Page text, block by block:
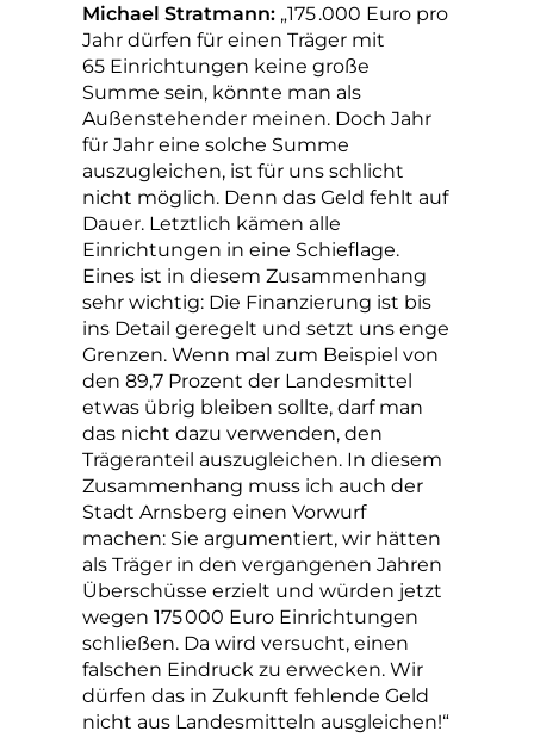
Michael Stratmann: „175 .000 Euro pro
Jahr dürfen für einen Träger mit
65 Einrichtungen keine große
Summe sein, könnte man als
Außenstehender meinen. Doch Jahr
für Jahr eine solche Summe
auszugleichen, ist für uns schlicht
nicht möglich. Denn das Geld fehlt auf
Dauer. Letztlich kämen alle
Einrichtungen in eine Schieflage.
Eines ist in diesem Zusammenhang
sehr wichtig: Die Finanzierung ist bis
ins Detail geregelt und setzt uns enge
Grenzen. Wenn mal zum Beispiel von
den 89,7 Prozent der Landesmittel
etwas übrig bleiben sollte, darf man
das nicht dazu verwenden, den
Trägeranteil auszugleichen. In diesem
Zusammenhang muss ich auch der
Stadt Arnsberg einen Vorwurf
machen: Sie ­argumentiert, wir hätten
als Träger in den vergangenen Jahren
Überschüsse erzielt und würden jetzt
wegen 175 000 Euro Einrichtungen
schließen. Da wird versucht, einen
falschen Eindruck zu erwecken. Wir
dürfen das in Zukunft fehlende Geld
nicht aus ­Landesmitteln ausgleichen!“